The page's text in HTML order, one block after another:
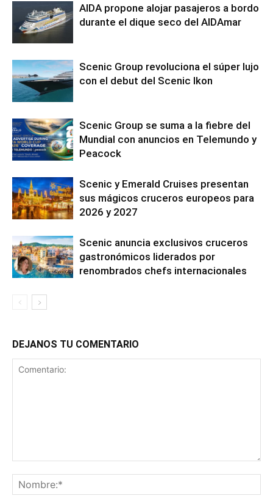
AIDA propone alojar pasajeros a bordo
durante el dique seco del AIDAmar
Scenic Group revoluciona el súper lujo
con el debut del Scenic Ikon
Scenic Group se suma a la fiebre del
Mundial con anuncios en Telemundo y
Peacock
Scenic y Emerald Cruises presentan
sus mágicos cruceros europeos para
2026 y 2027
Scenic anuncia exclusivos cruceros
gastronómicos liderados por
renombrados chefs internacionales
DEJANOS TU COMENTARIO